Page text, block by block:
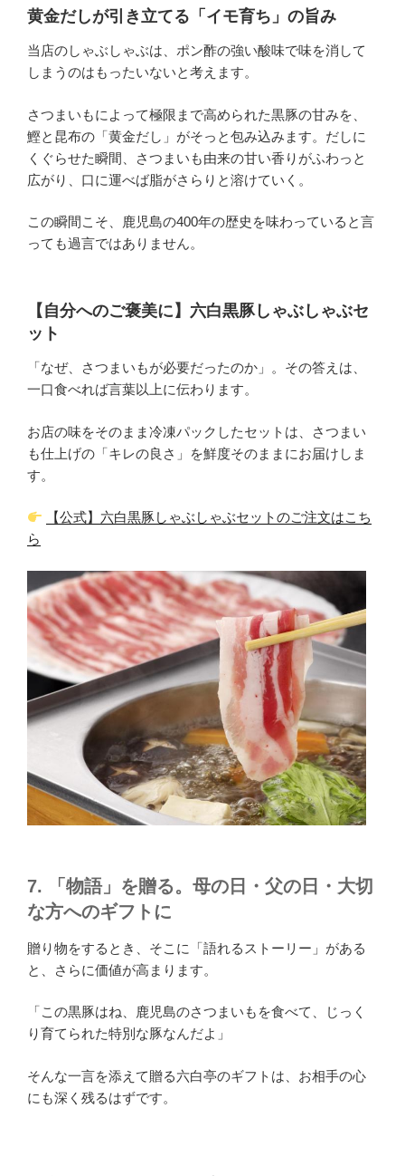
黄金だしが引き立てる「イモ育ち」の旨み
当店のしゃぶしゃぶは、ポン酢の強い酸味で味を消して
しまうのはもったいないと考えます。
さつまいもによって極限まで高められた黒豚の甘みを、
鰹と昆布の「黄金だし」がそっと包み込みます。だしに
くぐらせた瞬間、さつまいも由来の甘い香りがふわっと
広がり、口に運べば脂がさらりと溶けていく。
この瞬間こそ、鹿児島の400年の歴史を味わっていると言
っても過言ではありません。
【自分へのご褒美に】六白黒豚しゃぶしゃぶセ
ット
「なぜ、さつまいもが必要だったのか」。その答えは、
一口食べれば言葉以上に伝わります。
お店の味をそのまま冷凍パックしたセットは、さつまい
も仕上げの「キレの良さ」を鮮度そのままにお届けしま
す。
【公式】六白黒豚しゃぶしゃぶセットのご注文はこち
ら
7. 「物語」を贈る。母の日・父の日・大切
な方へのギフトに
贈り物をするとき、そこに「語れるストーリー」がある
と、さらに価値が高まります。
「この黒豚はね、鹿児島のさつまいもを食べて、じっく
り育てられた特別な豚なんだよ」
そんな一言を添えて贈る六白亭のギフトは、お相手の心
にも深く残るはずです。